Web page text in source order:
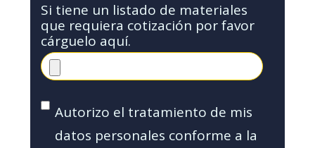
Si tiene un listado de materiales
que requiera cotización por favor
cárguelo aquí.
Autorizo el tratamiento de mis
datos personales conforme a la